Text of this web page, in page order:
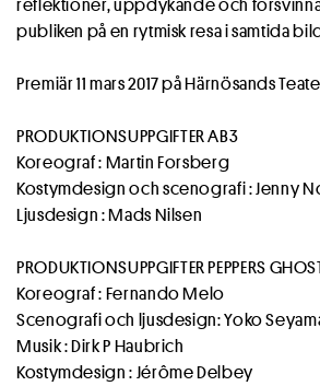
reflektioner, uppdykande och
publiken på en rytmisk resa i samtida
Premiär 11 mars 2017 på Härnösands
PRODUKTIONSUPPGIFTER AB3
Koreograf : Martin Forsberg
Kostymdesign och scenografi : Jenny
Ljusdesign : Mads Nilsen
PRODUKTIONSUPPGIFTER PEPPERS
Koreograf : Fernando Melo
Scenografi och ljusdesign: Yoko
Musik : Dirk P Haubrich
Kostymdesign : Jérôme Delbey